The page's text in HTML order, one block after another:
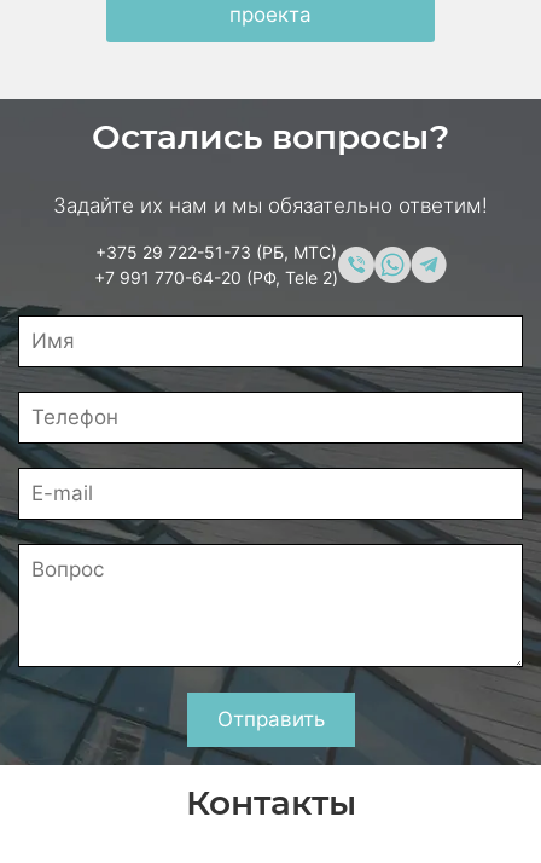
проекта
Остались вопросы?
Задайте их нам и мы обязательно ответим!
+375 29 722-51-73 (РБ, МТС)
+7 991 770-64-20 (РФ, Tele 2)
Отправить
Контакты